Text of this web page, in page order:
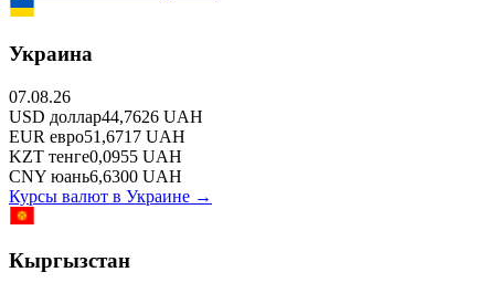
Украина
07.08.26
USD доллар44,7626 UAH
EUR евро51,6717 UAH
KZT тенге0,0955 UAH
CNY юань6,6300 UAH
Курсы валют в Украине →
Кыргызстан